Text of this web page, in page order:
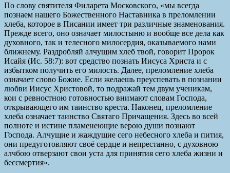
По слову святителя Филарета Московского, «мы всегда
познаем нашего Божественного Наставника в преломлении
хлеба, которое в Писании имеет три различные знаменования.
Прежде всего, оно означает милостыню и вообще все дела как
духовного, так и телесного милосердия, оказываемого нами
ближнему. Раздробляй алчущим хлеб твой, говорит Пророк
Исайя (Ис. 58:7): вот средство познать Иисуса Христа и с
избытком получить его милость. Далее, преломление хлеба
означает слово Божие. Если желаешь преуспевать в познании
любви Иисус Христовой, то подражай тем двум ученикам,
кои с ревностною готовностью внимают словам Господа,
открывающего им таинство креста. Наконец, преломление
хлеба означает таинство Святаго Причащения. Здесь во всей
полноте и истине пламенеющие верою души познают
Господа. Алчущие и жаждущие сего небесного хлеба и пития,
они предуготовляют своё сердце и непрестанно, с духовною
алчбою отверзают свои уста для принятия сего хлеба жизни и
бессмертия».